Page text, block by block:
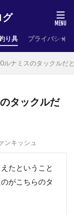
グ
り具 プライバシー
ルナミスのタックルだ
タックルだ
ンキッシュ
たということ
がこちらのタ